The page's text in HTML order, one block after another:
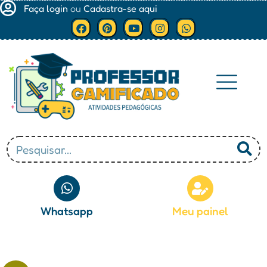
Faça login ou Cadastra-se aqui
Whatsapp Meu painel